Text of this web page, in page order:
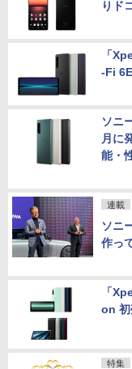
りド
「
-Fi
ソニ
月に
能・
連載
ソニ
作っ
「
on 初
特集